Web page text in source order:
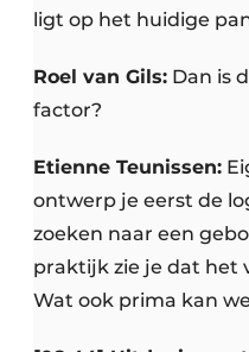
ligt op het huidige
Roel van Gils: Dan is
factor?
Etienne Teunissen:
ontwerp je eerst de
zoeken naar een
praktijk zie je dat het
Wat ook prima kan